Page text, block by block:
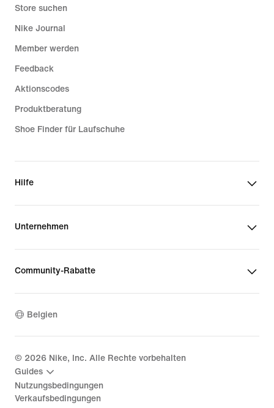
Store suchen
Nike Journal
Member werden
Feedback
Aktionscodes
Produktberatung
Shoe Finder für Laufschuhe
Hilfe
Unternehmen
Community-Rabatte
Belgien
© 2026 Nike, Inc. Alle Rechte vorbehalten
Guides
Nutzungsbedingungen
Verkaufsbedingungen